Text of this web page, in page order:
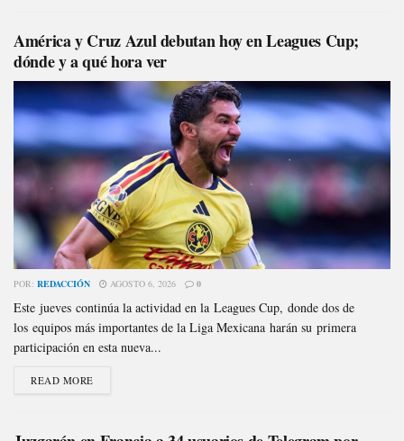
América y Cruz Azul debutan hoy en Leagues Cup;
dónde y a qué hora ver
POR: REDACCIÓN AGOSTO 6, 2026 0
Este jueves continúa la actividad en la Leagues Cup, donde dos de
los equipos más importantes de la Liga Mexicana harán su primera
participación en esta nueva...
READ MORE